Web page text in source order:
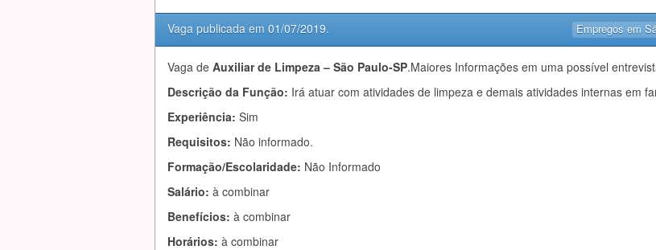
Empregos em
Vaga publicada em 01/07/2019.
Vaga de Auxiliar de Limpeza – São Paulo-SP.Maiores Informações em uma possível
Descrição da Função: Irá atuar com atividades de limpeza e demais atividades internas em
Experiência: Sim
Requisitos: Não informado.
Formação/Escolaridade: Não Informado
Salário: à combinar
Benefícios: à combinar
Horários: à combinar